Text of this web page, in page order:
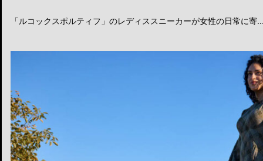
「ルコックスポルティフ」のレディススニーカーが女性の日常に寄